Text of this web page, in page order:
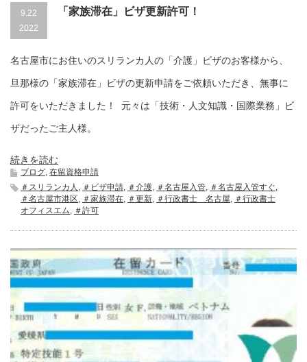
9.22
2022
「家族滞在」ビザ更新許可！
名古屋市にお住いのスリランカ人の「介護」ビザのお客様から、
旦那様の「家族滞在」ビザの更新申請をご依頼いただき、無事に
許可をいただきました！ 元々は「技術・人文知識・国際業務」ビ
ザだったご主人様。
続きを読む
ブログ, 在留資格申請
＃スリランカ人 , ＃ビザ申請, ＃介護, ＃名古屋入管, ＃名古屋入管すぐ,
＃名古屋市港区, ＃家族滞在, ＃更新, ＃行政書士 名古屋, ＃行政書士
オフィスエム, ＃許可